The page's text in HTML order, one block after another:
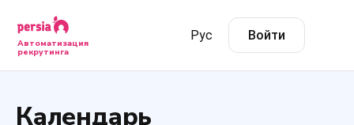
Автоматизация
рекрутинга
Рус Войти
Календарь